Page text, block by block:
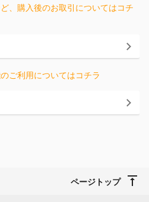
、購入後のお取引についてはコチ
ご利用についてはコチラ
ページトップ